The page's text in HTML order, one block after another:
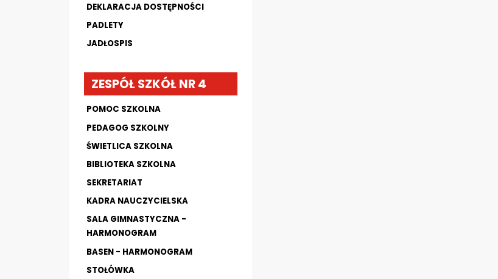
DEKLARACJA DOSTĘPNOŚCI
PADLETY
JADŁOSPIS
ZESPÓŁ SZKÓŁ NR 4
POMOC SZKOLNA
PEDAGOG SZKOLNY
ŚWIETLICA SZKOLNA
BIBLIOTEKA SZKOLNA
SEKRETARIAT
KADRA NAUCZYCIELSKA
SALA GIMNASTYCZNA -
HARMONOGRAM
BASEN - HARMONOGRAM
STOŁÓWKA